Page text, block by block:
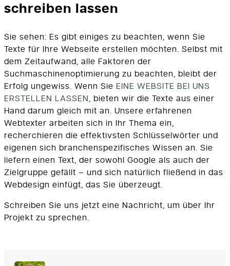
schreiben lassen
Sie sehen: Es gibt einiges zu beachten, wenn Sie
Texte für Ihre Webseite erstellen möchten. Selbst mit
dem Zeitaufwand, alle Faktoren der
Suchmaschinenoptimierung zu beachten, bleibt der
Erfolg ungewiss. Wenn Sie EINE WEBSITE BEI UNS
ERSTELLEN LASSEN
, bieten wir die Texte aus einer
Hand darum gleich mit an. Unsere erfahrenen
Webtexter arbeiten sich in Ihr Thema ein,
recherchieren die effektivsten Schlüsselwörter und
eigenen sich branchenspezifisches Wissen an. Sie
liefern einen Text, der sowohl Google als auch der
Zielgruppe gefällt – und sich natürlich fließend in das
Webdesign einfügt, das Sie überzeugt.
Schreiben Sie uns jetzt eine Nachricht, um über Ihr
Projekt zu sprechen.